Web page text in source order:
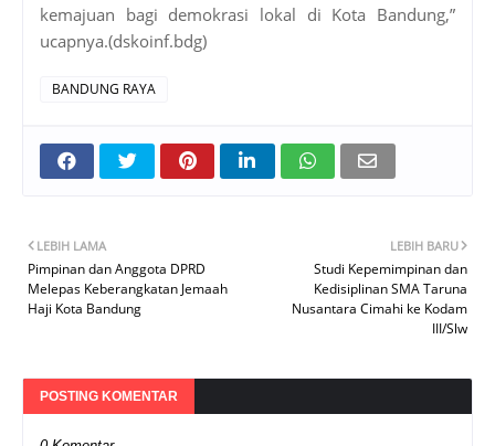
kemajuan bagi demokrasi lokal di Kota Bandung,”
ucapnya.(dskoinf.bdg)
BANDUNG RAYA
LEBIH BARU
Studi Kepemimpinan dan
Kedisiplinan SMA Taruna
Nusantara Cimahi ke Kodam
III/Slw
LEBIH LAMA
Pimpinan dan Anggota DPRD
Melepas Keberangkatan Jemaah
Haji Kota Bandung
POSTING KOMENTAR